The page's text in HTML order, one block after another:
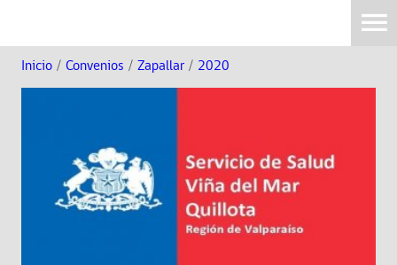
Inicio / Convenios / Zapallar / 2020